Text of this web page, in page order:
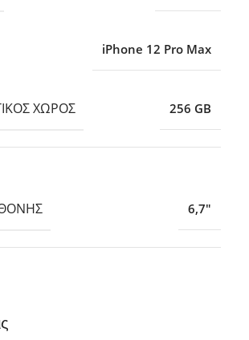
iPhone 12 Pro Max
ΧΏΡΟΣ 256 GB
6,7″